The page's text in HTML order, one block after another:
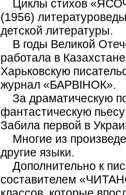
Циклы стихов
(1956)
детской литературы.
В годы Великой
работала в
Харьковскую
журнал «БАРВІНОК».
За драматическую
фантастическую
Забила первой в
Многие из
другие языки.
Дополнительно к
составителем